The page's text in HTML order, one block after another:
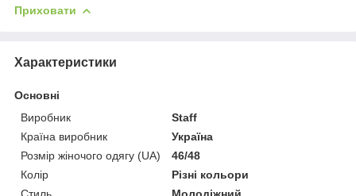
Приховати
Характеристики
Основні
Виробник
Staff
Країна виробник
Україна
Розмір жіночого одягу (UA)
46/48
Колір
Різні кольори
Стиль
Молодіжний